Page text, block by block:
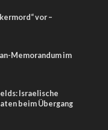
vor –
Memorandum im
Israelische
beim Übergang